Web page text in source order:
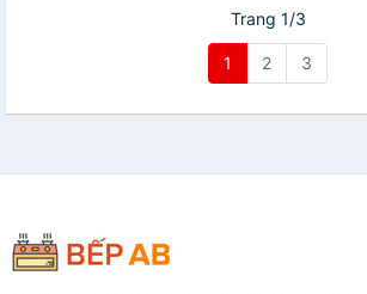
Trang 1/3
1 2 3